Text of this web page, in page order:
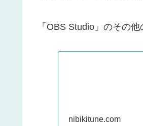
「OBS Studio」のその
nibikitune.com